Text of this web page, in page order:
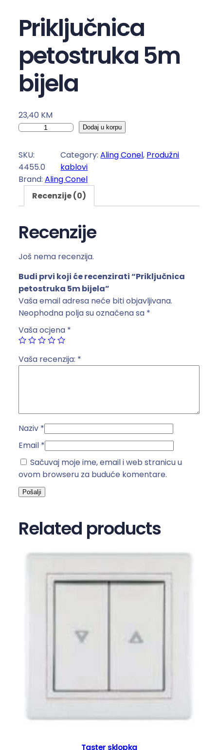
Priključnica
petostruka 5m
bijela
23,40 KM
P
i
k
l
n
a
p
e
t
o
t
r
u
i
j
a
k
Dodaj u korpu
SKU:
4455.0
Category:Aling Conel, Produžni
kablovi
Brand: Aling Conel
Recenzije (0)
Recenzije
Još nema recenzija.
Budi prvi koji će recenzirati “Priključnica
petostruka 5m bijela”
Vaša email adresa neće biti objavljivana.
Neophodna polja su označena sa *
Vaša ocjena *
Vaša recenzija: *
Naziv *
Email *
Sačuvaj moje ime, email i web stranicu u
ovom browseru za buduće komentare.
Related products
Taster sklopka